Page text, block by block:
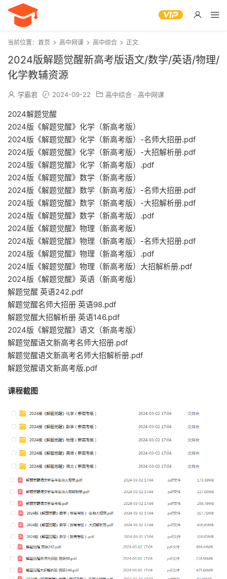
当前位置： 首页 高中网课 高中综合 正文
2024版解题觉醒新高考版语文/数学/英语/物理/
化学教辅资源
学霸君 2024-09-22 高中综合 · 高中网课
2024解题觉醒
2024版《解题觉醒》化学（新高考版）
2024版《解题觉醒》化学（新高考版）-名师大招册.pdf
2024版《解题觉醒》化学（新高考版）-大招解析册.pdf
2024版《解题觉醒》化学（新高考版）.pdf
2024版《解题觉醒》数学（新高考版）
2024版《解题觉醒》数学（新高考版）-名师大招册.pdf
2024版《解题觉醒》数学（新高考版）-大招解析册.pdf
2024版《解题觉醒》数学（新高考版）.pdf
2024版《解题觉醒》物理（新高考版）
2024版《解题觉醒》物理（新高考版）-名师大招册.pdf
2024版《解题觉醒》物理（新高考版）.pdf
2024版《解题觉醒》物理（新高考版）大招解析册.pdf
2024版《解题觉醒》英语（新高考版）
解题觉醒 英语242.pdf
解题觉醒名师大招册 英语98.pdf
解题觉醒大招解析册 英语146.pdf
2024版《解题觉醒》语文（新高考版）
解题觉醒语文新高考名师大招册.pdf
解题觉醒语文新高考名师大招解析册.pdf
解题觉醒语文新高考版.pdf
课程截图